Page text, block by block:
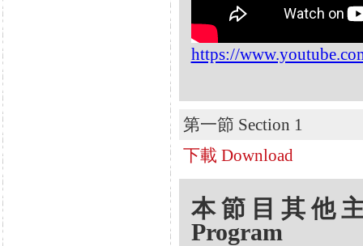
https://
第一節 Section 1
下載 Download
本節目其他
Program